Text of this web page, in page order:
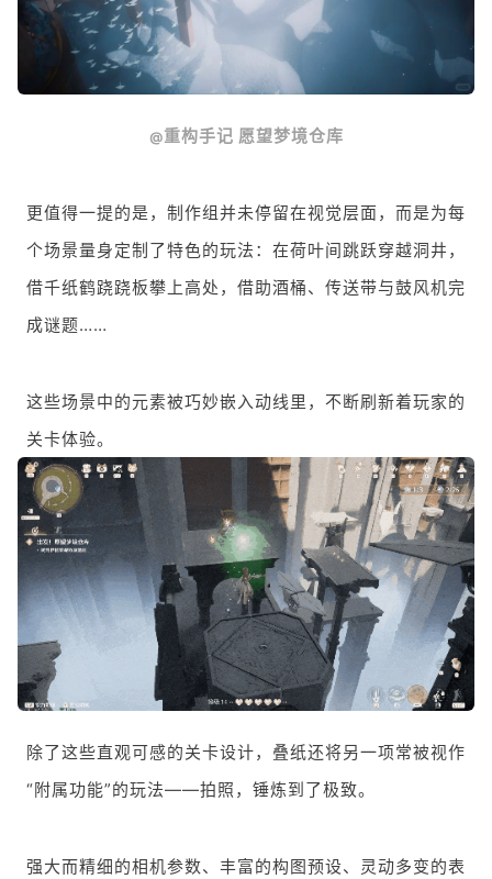
@重构手记 愿望梦境仓库
更值得一提的是，制作组并未停留在视觉层面，而是为每
个场景量身定制了特色的玩法：在荷叶间跳跃穿越洞井，
借千纸鹤跷跷板攀上高处，借助酒桶、传送带与鼓风机完
成谜题……
这些场景中的元素被巧妙嵌入动线里，不断刷新着玩家的
关卡体验。
除了这些直观可感的关卡设计，叠纸还将另一项常被视作
“附属功能”的玩法——拍照，锤炼到了极致。
强大而精细的相机参数、丰富的构图预设、灵动多变的表